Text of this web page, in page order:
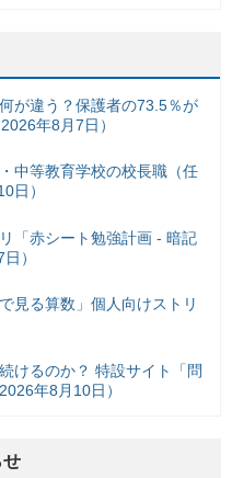
が違う？保護者の73.5％が
年8月7日）
中等教育学校の校長職（任
日）
「赤シート勉強計画 - 暗記
）
見る算数」個人向けストリ
けるのか？ 特設サイト「問
年8月10日）
せ